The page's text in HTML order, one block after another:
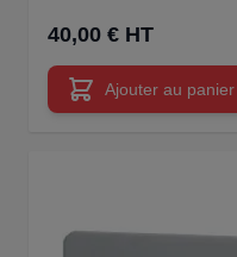
40,00 € HT
Ajouter au panier